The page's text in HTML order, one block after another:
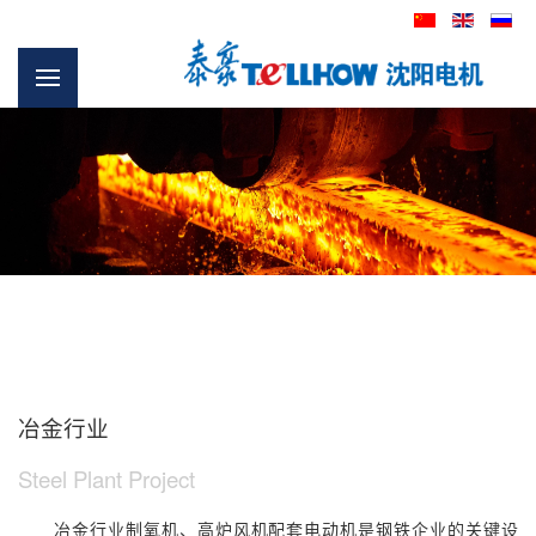
冶金行业
Steel Plant Project
冶金行业制氧机、高炉风机配套电动机是钢铁企业的关键设